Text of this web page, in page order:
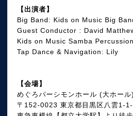
【出演者】
Big Band: Kids on Music Big
Guest Conductor : David
Kids on Music Samba
Tap Dance & Navigation: Lily
【会場】
めぐろパーシモンホール (大ホール)
〒152-0023 東京都目黒区八雲1-1-